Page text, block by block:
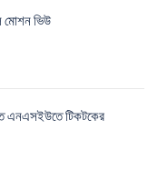
মোশন ভিউ
এনএসইউতে টিকটকের